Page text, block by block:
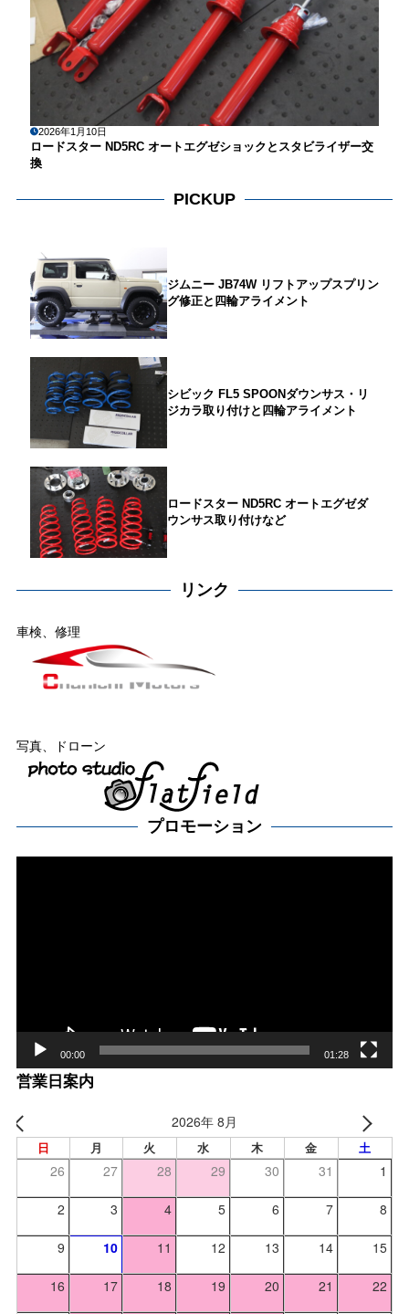
2026年1月10日
ロードスター ND5RC オートエグゼショックとスタビライザー交
換
PICKUP
ジムニー JB74W リフトアップスプリン
グ修正と四輪アライメント
シビック FL5 SPOONダウンサス・リ
ジカラ取り付けと四輪アライメント
ロードスター ND5RC オートエグゼダ
ウンサス取り付けなど
リンク
車検、修理
写真、ドローン
プロモーション
00:00 01:28
営業日案内
2026年 8月
日 月 火 水 木 金 土
26 27 28 29 30 31 1
2 3 4 5 6 7 8
9 10 11 12 13 14 15
16 17 18 19 20 21 22